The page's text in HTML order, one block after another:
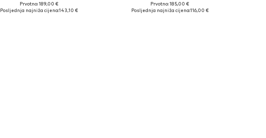
Dostupne veličine: One Size
Prvotno: 189,00 €
Posljednja najniža cijena:143,10 €
Dostupne veličine: 54
Prvotno: 185,00 €
Posljednja najniža cijena:116,00 €